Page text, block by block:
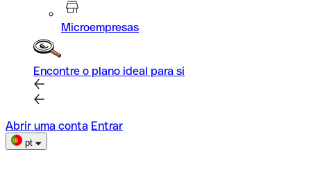
Microempresas
Encontre o plano ideal para si
Abrir uma conta Entrar
pt